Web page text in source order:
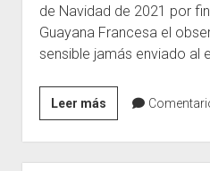
de Navidad de 2021 por
Guayana Francesa el
sensible jamás enviado al
Leer másDespega
el
telescopio
espacial